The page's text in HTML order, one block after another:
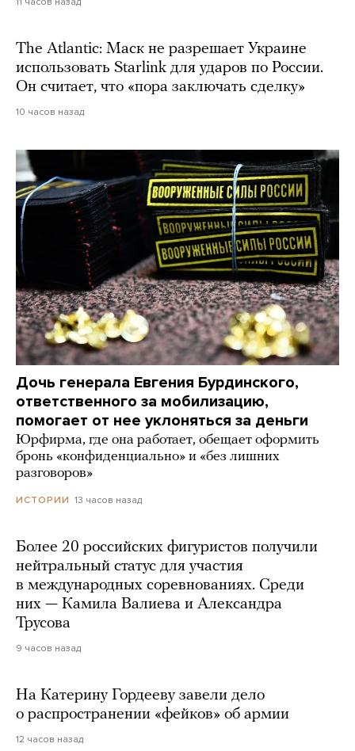
The Atlantic: Маск не разрешает Украине
использовать Starlink для ударов по России.
Он считает, что «пора заключать сделку»
10 часов назад
Дочь генерала Евгения Бурдинского,
ответственного за мобилизацию,
помогает от нее уклоняться за деньги
Юрфирма, где она работает, обещает оформить
бронь «конфиденциально» и «без лишних
разговоров»
ИСТОРИИ 13 часов назад
Более 20 российских фигуристов получили
нейтральный статус для участия
в международных соревнованиях. Среди
них — Камила Валиева и Александра
Трусова
9 часов назад
На Катерину Гордееву завели дело
о распространении «фейков» об армии
12 часов назад